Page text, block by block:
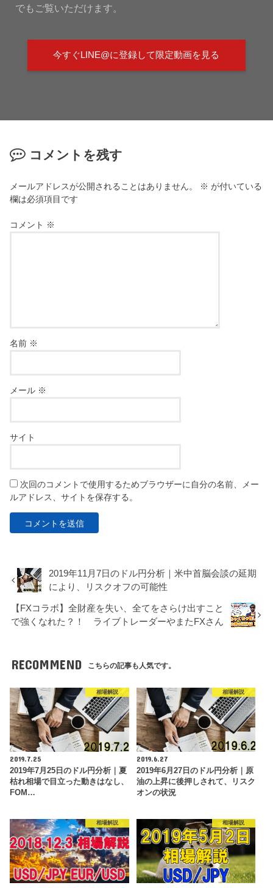
でもご覧いただけます。
今すぐLINE@に登録して限定動画を見る
コメントを残す
メールアドレスが公開されることはありません。 ※ が付いている
欄は必須項目です
コメント ※
名前 ※
メール ※
サイト
次回のコメントで使用するためブラウザーに自分の名前、メー
ルアドレス、サイトを保存する。
2019年11月7日のドル円分析｜米中首脳会談の延期
により、リスクオフの可能性
【FXコラボ】全財産を失い、全てをさらけ出すこと
で強くなれた？！ ライブトレーダーやまたFXさん
RECOMMEND こちらの記事も人気です。
相場解説
2019.7.25
2019年7月25日のドル円分析｜夏
枯れ相場で目立った動きはなし、
FOM…
相場解説
2019.6.27
2019年6月27日のドル円分析｜原
油の上昇に後押しされて、リスク
オンの状況
相場解説 相場解説